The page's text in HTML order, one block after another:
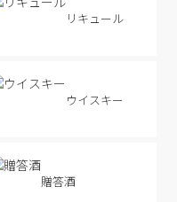
リキュール
ウイスキー
贈答酒